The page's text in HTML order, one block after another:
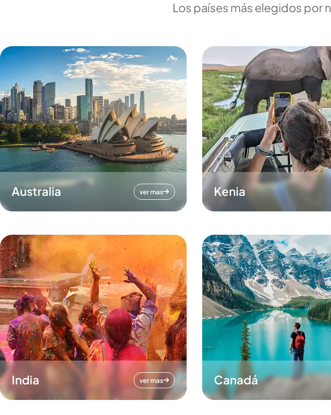
Los países más elegidos por
Australia ver mas Kenia
India ver mas Canadá